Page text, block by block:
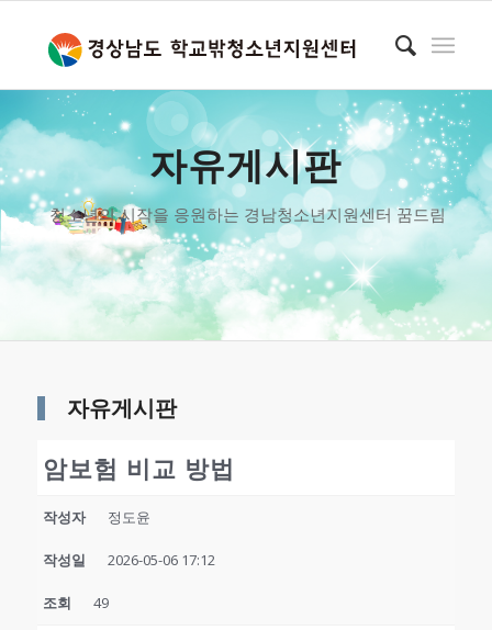
자유게시판
청소년의 시작을 응원하는 경남청소년지원센터 꿈드림
자유게시판
암보험 비교 방법
작성자 정도윤
작성일 2026-05-06 17:12
조회 49